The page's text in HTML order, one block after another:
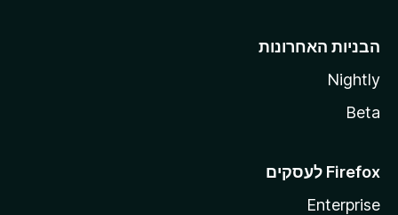
הבניות האחרונות
Nightly
Beta
Enterprise